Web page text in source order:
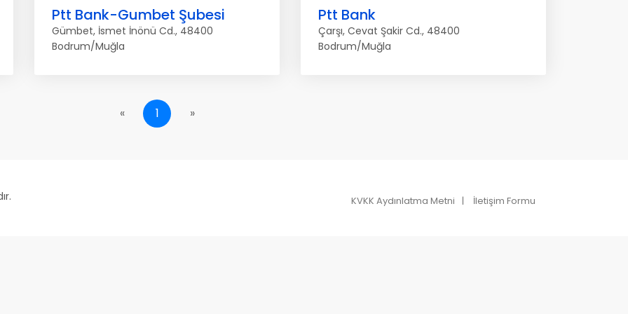
Ptt Bank-Gumbet Şubesi
Gümbet, İsmet İnönü Cd., 48400
Bodrum/Muğla
Ptt Bank
Çarşı, Cevat Şakir Cd., 48400
Bodrum/Muğla
« 1 »
KVKK Aydınlatma Metni İletişim Formu